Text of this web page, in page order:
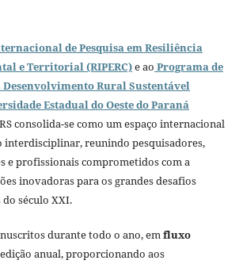
de Pesquisa em Resiliência
e Territorial (RIPERC)e ao Programa de
Desenvolvimento Rural Sustentável
Estadual do Oeste do Paraná
consolida-se como um espaço internacional
interdisciplinar, reunindo pesquisadores,
e profissionais comprometidos com a
inovadoras para os grandes desafios
século XXI.
durante todo o ano, emfluxo
anual, proporcionando aos